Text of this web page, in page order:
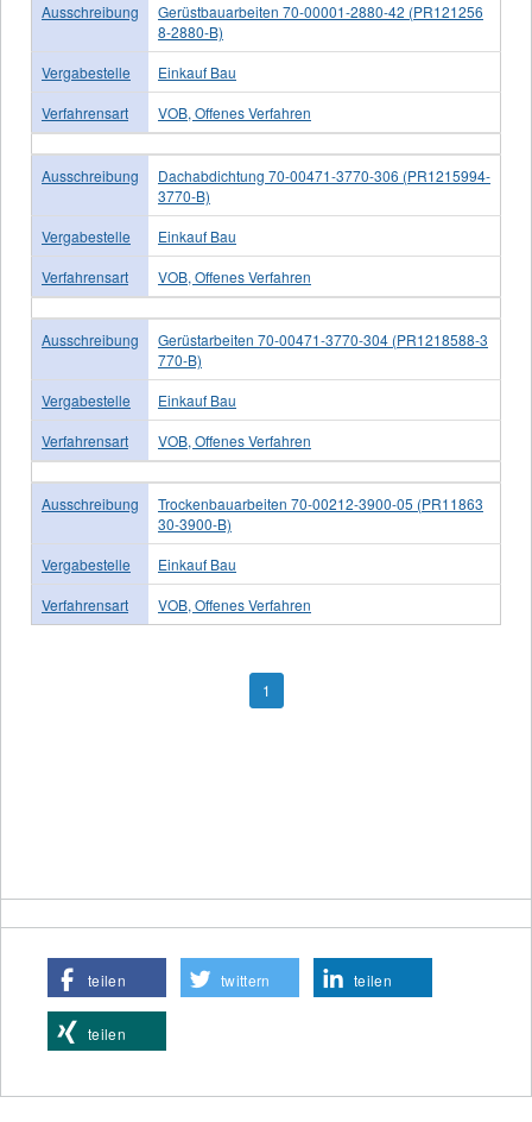
Ausschreibung
Gerüstbauarbeiten 70-00001-2880-42 (PR121256
8-2880-B)
Vergabestelle
Einkauf Bau
Verfahrensart
VOB, Offenes Verfahren
Ausschreibung
Dachabdichtung 70-00471-3770-306 (PR1215994-
3770-B)
Vergabestelle
Einkauf Bau
Verfahrensart
VOB, Offenes Verfahren
Ausschreibung
Gerüstarbeiten 70-00471-3770-304 (PR1218588-3
770-B)
Vergabestelle
Einkauf Bau
Verfahrensart
VOB, Offenes Verfahren
Ausschreibung
Trockenbauarbeiten 70-00212-3900-05 (PR11863
30-3900-B)
Vergabestelle
Einkauf Bau
Verfahrensart
VOB, Offenes Verfahren
1
teilen twittern teilen
teilen